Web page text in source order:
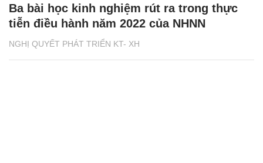
NGHỊ QUYẾT PHÁT TRIỂN KT- XH
Ba bài học kinh nghiệm rút ra trong thực
tiễn điều hành năm 2022 của NHNN